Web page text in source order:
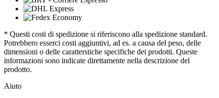
* Questi costi di spedizione si riferiscono alla spedizione standard.
Potrebbero esserci costi aggiuntivi, ad es. a causa del peso, delle
dimensioni o delle caratterstiche specifiche dei prodotti. Queste
informazioni sono indicate direttamente nella descrizione del
prodotto.
Aiuto